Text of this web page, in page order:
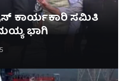
ಕಾರ್ಯಕಾರಿ ಸಮಿತಿ
ಭಾಗಿ